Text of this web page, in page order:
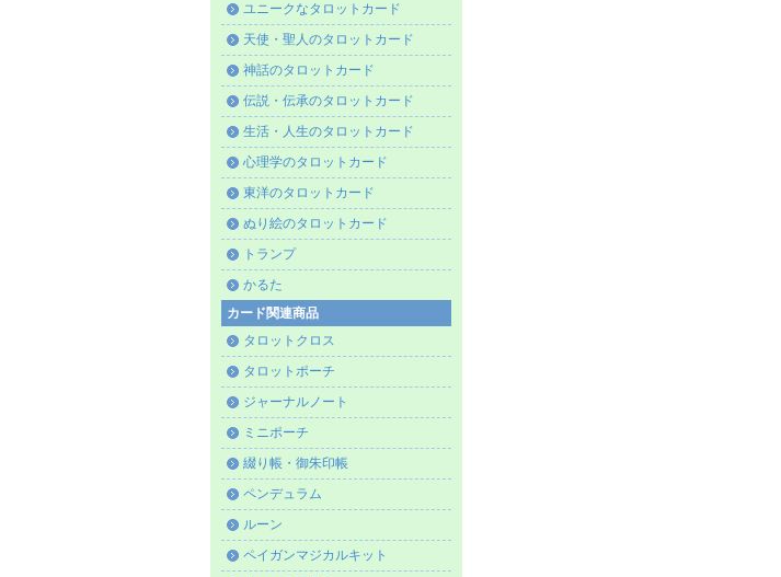
ユニークなタロットカード
天使・聖人のタロットカード
神話のタロットカード
伝説・伝承のタロットカード
生活・人生のタロットカード
心理学のタロットカード
東洋のタロットカード
ぬり絵のタロットカード
トランプ
かるた
カード関連商品
タロットクロス
タロットポーチ
ジャーナルノート
ミニポーチ
綴り帳・御朱印帳
ペンデュラム
ルーン
ペイガンマジカルキット